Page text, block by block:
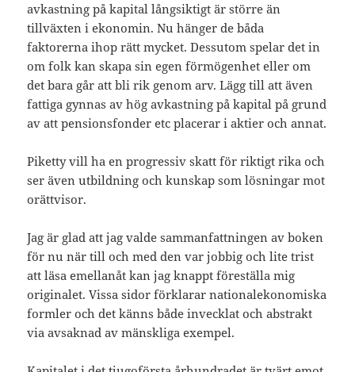
avkastning på kapital långsiktigt är större än
tillväxten i ekonomin. Nu hänger de båda
faktorerna ihop rätt mycket. Dessutom spelar det in
om folk kan skapa sin egen förmögenhet eller om
det bara går att bli rik genom arv. Lägg till att även
fattiga gynnas av hög avkastning på kapital på grund
av att pensionsfonder etc placerar i aktier och annat.
Piketty vill ha en progressiv skatt för riktigt rika och
ser även utbildning och kunskap som lösningar mot
orättvisor.
Jag är glad att jag valde sammanfattningen av boken
för nu när till och med den var jobbig och lite trist
att läsa emellanåt kan jag knappt föreställa mig
originalet. Vissa sidor förklarar nationalekonomiska
formler och det känns både invecklat och abstrakt
via avsaknad av mänskliga exempel.